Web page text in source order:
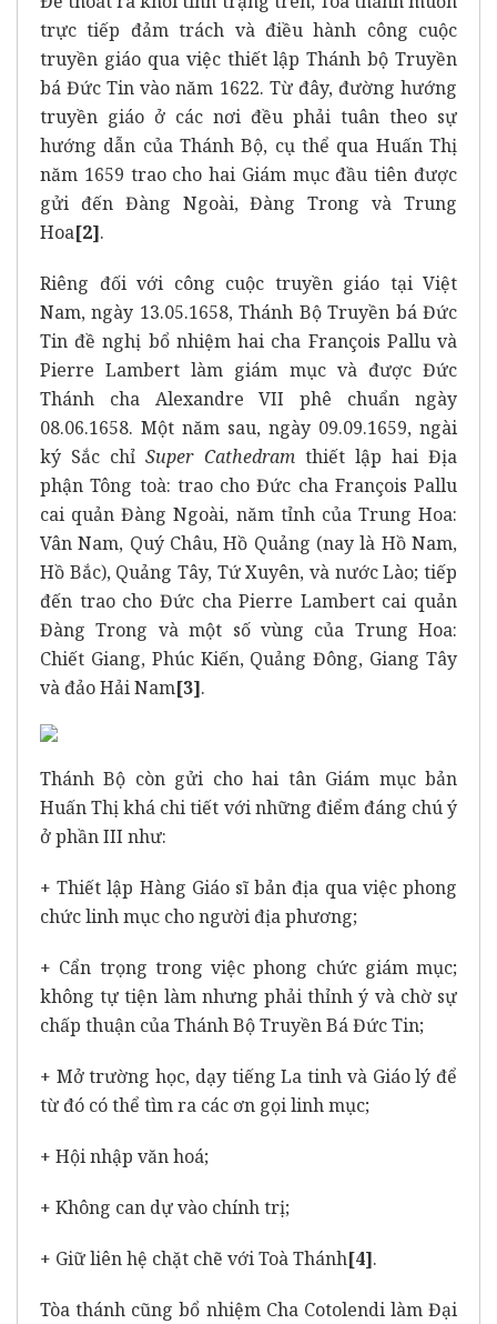
trực tiếp đảm trách và điều hành công cuộc
truyền giáo qua việc thiết lập Thánh bộ Truyền
bá Đức Tin vào năm 1622. Từ đây, đường hướng
truyền giáo ở các nơi đều phải tuân theo sự
hướng dẫn của Thánh Bộ, cụ thể qua Huấn Thị
năm 1659 trao cho hai Giám mục đầu tiên được
gửi đến Đàng Ngoài, Đàng Trong và Trung
Hoa[2].
Riêng đối với công cuộc truyền giáo tại Việt
Nam, ngày 13.05.1658, Thánh Bộ Truyền bá Đức
Tin đề nghị bổ nhiệm hai cha François Pallu và
Pierre Lambert làm giám mục và được Đức
Thánh cha Alexandre VII phê chuẩn ngày
08.06.1658. Một năm sau, ngày 09.09.1659, ngài
ký Sắc chỉSuper Cathedram thiết lập hai Địa
phận Tông toà: trao cho Đức cha François Pallu
cai quản Đàng Ngoài, năm tỉnh của Trung Hoa:
Vân Nam, Quý Châu, Hồ Quảng (nay là Hồ Nam,
Hồ Bắc), Quảng Tây, Tứ Xuyên, và nước Lào; tiếp
đến trao cho Đức cha Pierre Lambert cai quản
Đàng Trong và một số vùng của Trung Hoa:
Chiết Giang, Phúc Kiến, Quảng Đông, Giang Tây
và đảo Hải Nam[3].
Thánh Bộ còn gửi cho hai tân Giám mục bản
Huấn Thị khá chi tiết với những điểm đáng chú ý
ở phần III như:
+ Thiết lập Hàng Giáo sĩ bản địa qua việc phong
chức linh mục cho người địa phương;
+ Cẩn trọng trong việc phong chức giám mục;
không tự tiện làm nhưng phải thỉnh ý và chờ sự
chấp thuận của Thánh Bộ Truyền Bá Đức Tin;
+ Mở trường học, dạy tiếng La tinh và Giáo lý để
từ đó có thể tìm ra các ơn gọi linh mục;
+ Hội nhập văn hoá;
+ Không can dự vào chính trị;
+ Giữ liên hệ chặt chẽ với Toà Thánh[4].
Tòa thánh cũng bổ nhiệm Cha Cotolendi làm Đại